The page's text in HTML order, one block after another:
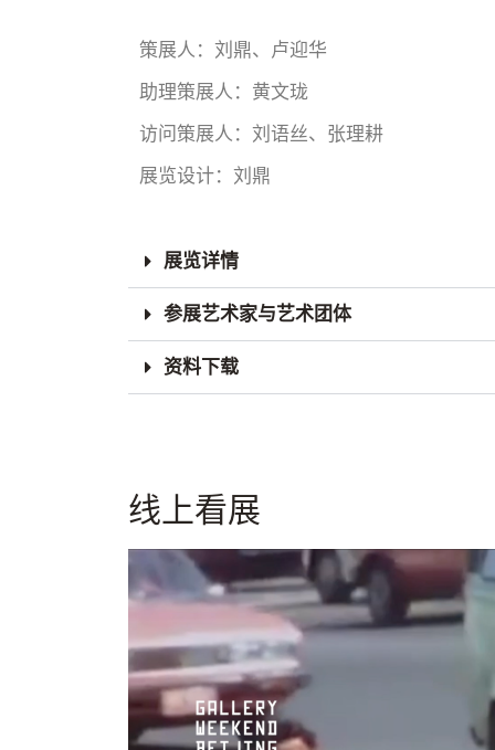
策展人：刘鼎、卢迎华
助理策展人：黄文珑
访问策展人：刘语丝、张理耕
展览设计：刘鼎
展览详情
参展艺术家与艺术团体
资料下载
线上看展